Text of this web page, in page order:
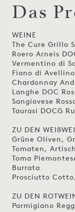
Das
WEINE
The Cure Grillo
Roero Arneis
Vermentino di
Fiano di Avellino
Chardonnay
Langhe DOC
Sangiovese
Taurasi DOCG
ZU DEN
Grüne Oliven,
Tomaten,
Toma
Burrata
Prosciutto
ZU DEN
Parmigiano